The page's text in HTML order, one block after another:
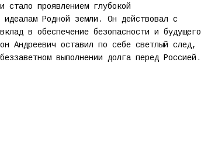
стало проявлением глубокой
идеалам Родной земли. Он действовал с
в обеспечение безопасности и будущего
Андреевич оставил по себе светлый след,
выполнении долга перед Россией.